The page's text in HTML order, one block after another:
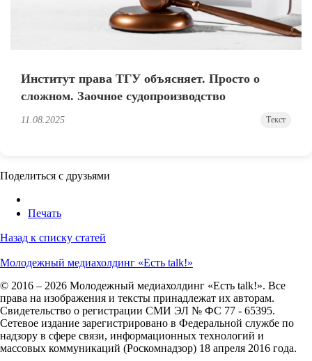
Институт права ТГУ объясняет. Просто о
сложном. Заочное судопроизводство
11.08.2025 Текст
Поделиться с друзьями
Печать
Назад к списку статей
Молодежный медиахолдинг «Есть talk!»
© 2016 – 2026 Молодежный медиахолдинг «Есть talk!». Все
права на изображения и тексты принадлежат их авторам.
Свидетельство о регистрации СМИ ЭЛ № ФС 77 - 65395.
Сетевое издание зарегистрировано в Федеральной службе по
надзору в сфере связи, информационных технологий и
массовых коммуникаций (Роскомнадзор) 18 апреля 2016 года.